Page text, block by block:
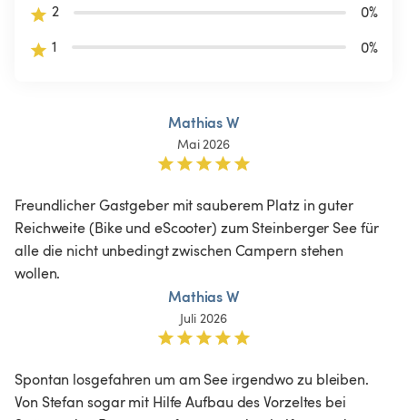
2
0%
1
0%
Mathias W
Mai 2026
Freundlicher Gastgeber mit sauberem Platz in guter
Reichweite (Bike und eScooter) zum Steinberger See für
alle die nicht unbedingt zwischen Campern stehen
wollen.
Mathias W
Juli 2026
Spontan losgefahren um am See irgendwo zu bleiben.
Von Stefan sogar mit Hilfe Aufbau des Vorzeltes bei